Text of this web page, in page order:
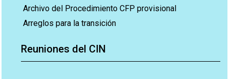
Archivo del Procedimiento CFP provisional
Arreglos para la transición
Reuniones del CIN